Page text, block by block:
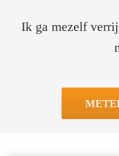
Ik ga mezelf